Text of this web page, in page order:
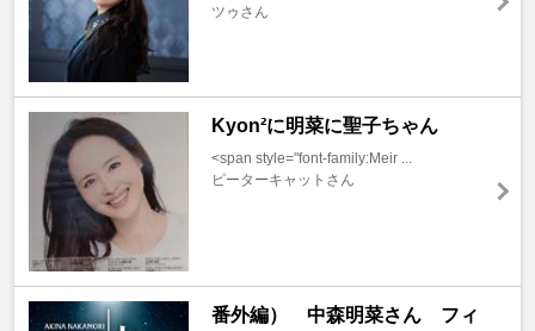
ツゥさん
Kyon²に明菜に聖子ちゃん
<span style="font-family:Meir ...
ピーターキャットさん
番外編） 中森明菜さん フィ